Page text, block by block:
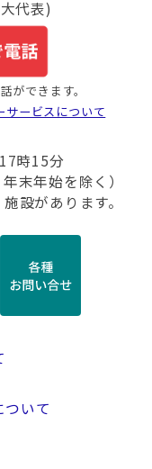
代表)
ができます。
サービスについて
時15分
末年始を除く）
設があります。
いて